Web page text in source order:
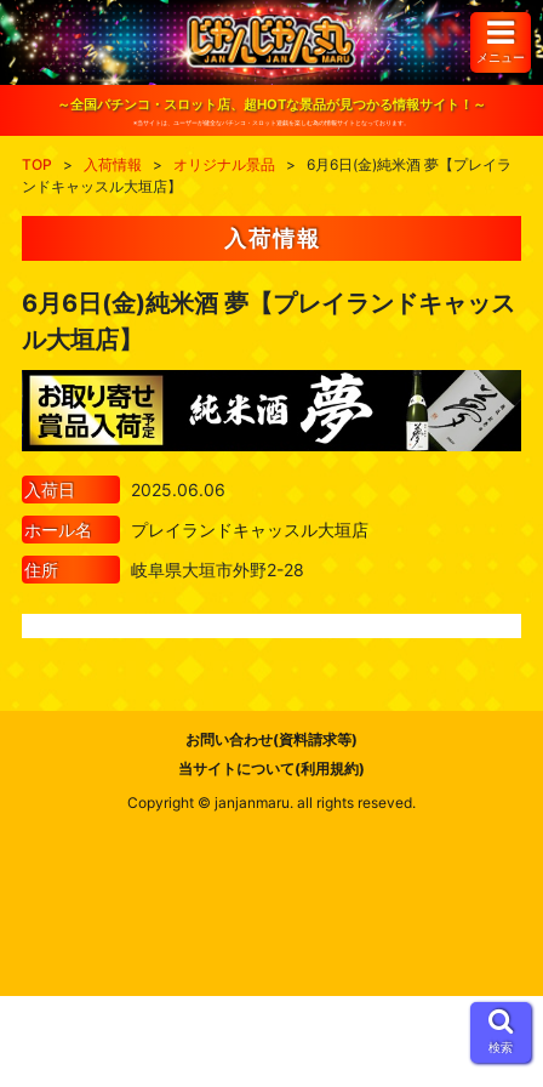
S
k
i
o
メニュー
～全国パチンコ・スロット店、超HOTな景品が見つかる情報サイト！～
※当サイトは、ユーザーが健全なパチンコ・スロット遊戯を楽しむ為の情報サイトとなっております。
TOP > 入荷情報 > オリジナル景品 >
6月6日(金)純米酒 夢【プレイラ
ンドキャッスル大垣店】
入荷情報
6月6日(金)純米酒 夢【プレイランドキャッス
ル大垣店】
入荷日
2025.06.06
ホール名
プレイランドキャッスル大垣店
住所
岐阜県大垣市外野2-28
お問い合わせ(資料請求等)
当サイトについて(利用規約)
Copyright © janjanmaru. all rights reseved.
検索